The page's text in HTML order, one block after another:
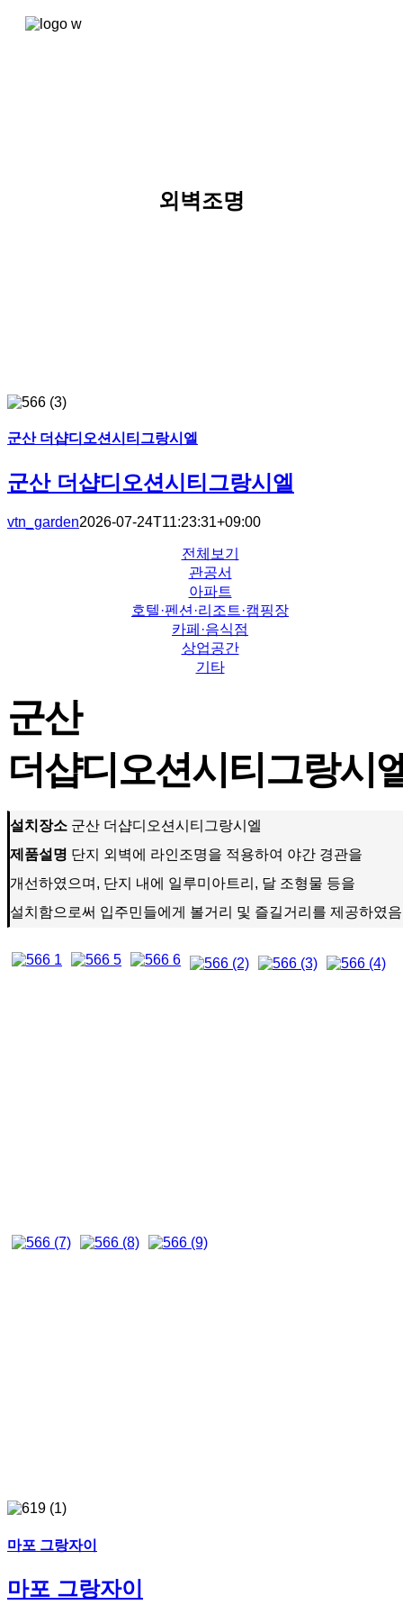
콘텐츠로
건너뛰기
외벽조명
군산 더샵디오션시티그랑시엘
군산 더샵디오션시티그랑시엘
vtn_garden2026-07-24T11:23:31+09:00
전체보기
관공서
아파트
호텔·펜션·리조트·캠핑장
카페·음식점
상업공간
기타
군산
더샵디오션시티그랑시
설치장소 군산 더샵디오션시티그랑시엘
제품설명 단지 외벽에 라인조명을 적용하여 야간 경관을
개선하였으며, 단지 내에 일루미아트리, 달 조형물 등을
설치함으로써 입주민들에게 볼거리 및 즐길거리를 제공하였
마포 그랑자이
마포 그랑자이